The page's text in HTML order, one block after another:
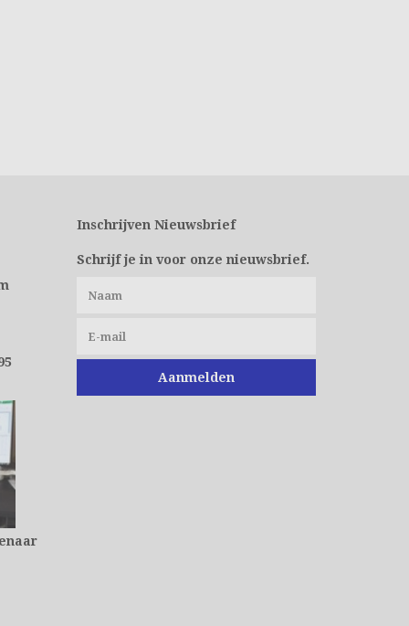
Inschrijven Nieuwsbrief
Schrijf je in voor onze nieuwsbrief.
Aanmelden